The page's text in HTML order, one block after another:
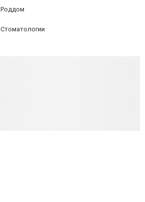
Роддом
Стоматологии